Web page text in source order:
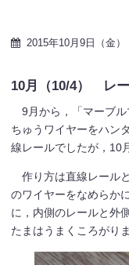
2015年10月9日（金）
10月（10/4） レ
9月から，「マーブル
ちゅうワイヤーをハン
線レールでしたが，10
作り方は直線レール
のワイヤーをなめらか
に，内側のレールと外
たまはうまくころがり